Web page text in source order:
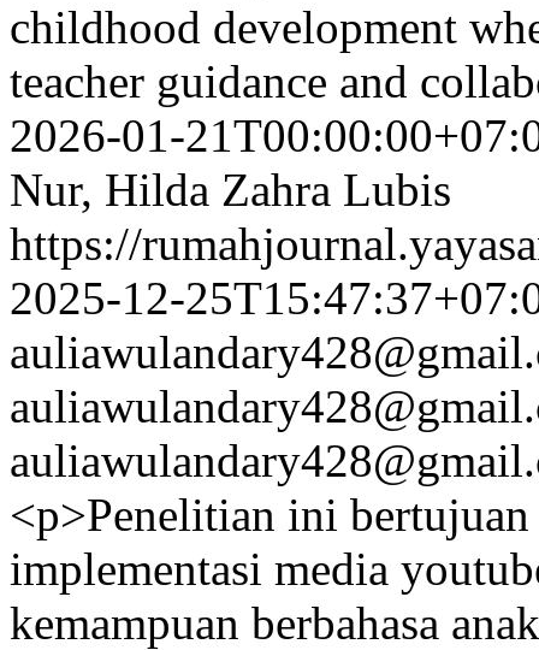
childhood development
teacher guidance and
2026-01-
Nur, Hilda Zahra Lubis
https://
2025-12-
<p>Penelitian ini
implementasi media
kemampuan berbahasa